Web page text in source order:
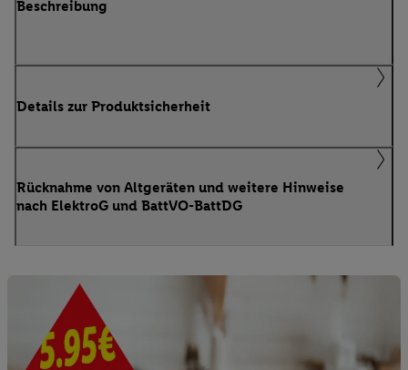
Beschreibung
Details zur Produktsicherheit
Rücknahme von Altgeräten und weitere Hinweise
nach ElektroG und BattVO-BattDG